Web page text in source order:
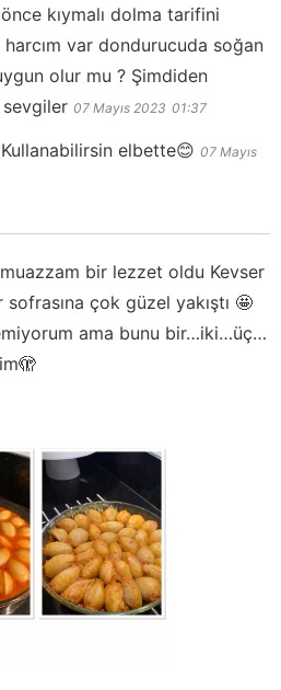
kıymalı dolma tarifini
var dondurucuda soğan
olur mu ? Şimdiden
07 Mayıs 2023 01:37
Kullanabilirsin elbette😊 07 Mayıs
bir lezzet oldu Kevser
çok güzel yakıştı 🤩
ama bunu bir…iki…üç…